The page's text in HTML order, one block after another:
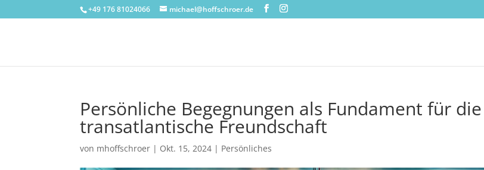
+49 176 81024066 michael@hoffschroer.de
Persönliche Begegnungen als Fundament für die
transatlantische Freundschaft
von mhoffschroer | Okt. 15, 2024 | Persönliches